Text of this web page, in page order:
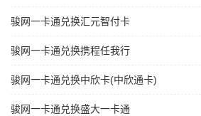
骏网一卡通兑换汇元智付卡
骏网一卡通兑换携程任我行
骏网一卡通兑换中欣卡(中欣通卡)
骏网一卡通兑换盛大一卡通